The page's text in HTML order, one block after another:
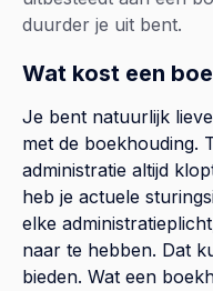
duurder je uit bent.
Wat kost een
Je bent natuurlijk
met de boekhouding.
administratie altijd
heb je actuele
elke
naar te hebben. Dat
bieden. Wat een